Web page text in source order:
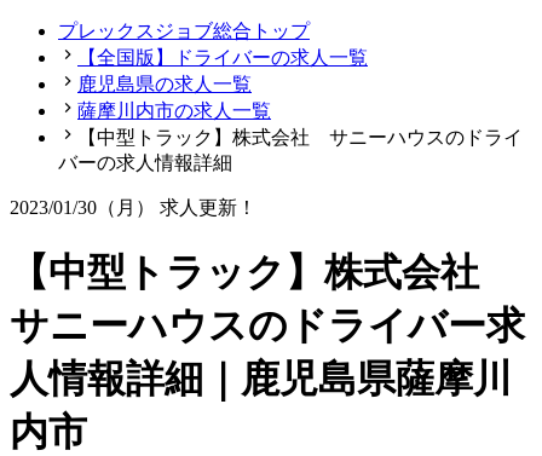
プレックスジョブ総合トップ
【全国版】ドライバーの求人一覧
鹿児島県の求人一覧
薩摩川内市の求人一覧
【中型トラック】株式会社 サニーハウスのドライ
バーの求人情報詳細
2023/01/30（月） 求人更新！
【中型トラック】株式会社
サニーハウスのドライバー求
人情報詳細｜鹿児島県薩摩川
内市